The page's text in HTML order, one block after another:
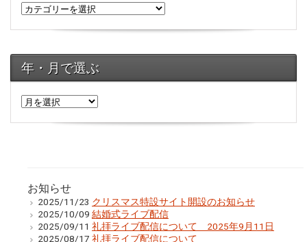
年・月で選ぶ
年・
で
お知らせ
2025/11/23 クリスマス特設サイト開設のお知らせ
2025/10/09 結婚式ライブ配信
2025/09/11 礼拝ライブ配信について 2025年9月11日
2025/08/17 礼拝ライブ配信について